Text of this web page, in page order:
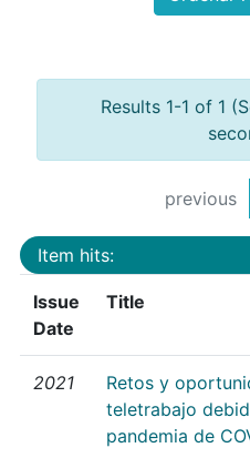
Results 1-1 of 1
previous
Item hits:
Issue
Date
Title
2021
Retos y
teletrabajo
pandemia de